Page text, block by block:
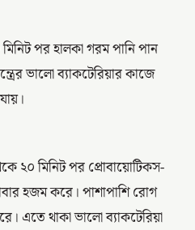
পর হালকা গরম পানি পান
ভালো ব্যাকটেরিয়ার কাজে
২০ মিনিট পর প্রোবায়োটিকস-
হজম করে। পাশাপাশি রোগ
এতে থাকা ভালো ব্যাকটেরিয়া